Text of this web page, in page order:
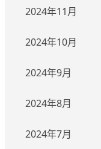
2024年11月
2024年10月
2024年9月
2024年8月
2024年7月